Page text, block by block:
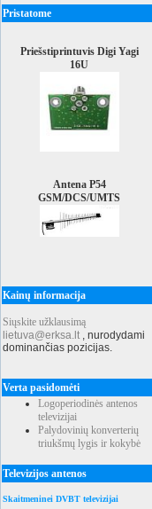
Pristatome
Priešstiprintuvis Digi Yagi
16U
Antena P54
GSM/DCS/UMTS
Kainų informacija
Siųskite užklausimą
lietuva@erksa.lt , nurodydami
dominančias pozicijas.
Verta pasidomėti
Logoperiodinės antenos
televizijai
Palydovinių konverterių
triukšmų lygis ir kokybė
Televizijos antenos
Skaitmeninei DVBT televizijai